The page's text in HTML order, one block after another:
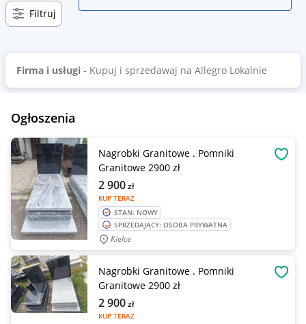
Filtruj
Firma i usługi - Kupuj i sprzedawaj na Allegro Lokalnie
Ogłoszenia
Nagrobki Granitowe . Pomniki
Granitowe 2900 zł
KUP TERAZ
2 900zł
STAN: NOWY
SPRZEDAJĄCY: OSOBA PRYWATNA
Kielce
Nagrobki Granitowe . Pomniki
Granitowe 2900 zł
KUP TERAZ
2 900zł